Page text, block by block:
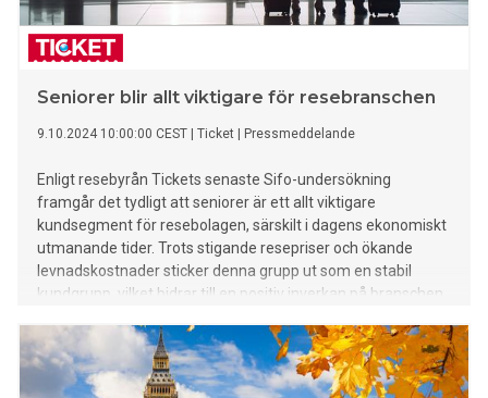
Seniorer blir allt viktigare för resebranschen
9.10.2024 10:00:00 CEST Ticket Pressmeddelande
Enligt resebyrån Tickets senaste Sifo-undersökning
framgår det tydligt att seniorer är ett allt viktigare
kundsegment för resebolagen, särskilt i dagens ekonomiskt
utmanande tider. Trots stigande resepriser och ökande
levnadskostnader sticker denna grupp ut som en stabil
kundgrupp, vilket bidrar till en positiv inverkan på branschen.